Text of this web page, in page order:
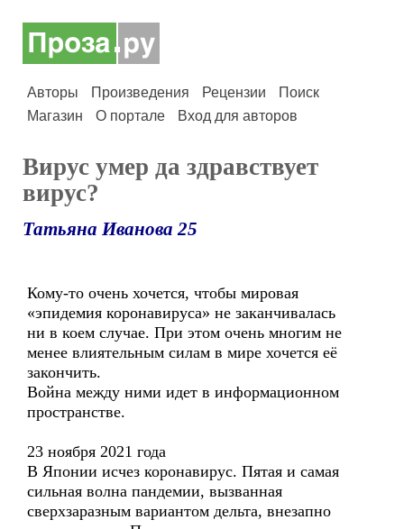
Авторы Произведения Рецензии
Поиск
Магазин
О портале Вход для авторов
Вирус умер да здравствует
вирус?
Татьяна Иванова 25
Кому-то очень хочется, чтобы мировая
«эпидемия коронавируса» не заканчивалась
ни в коем случае. При этом очень многим не
менее влиятельным силам в мире хочется её
закончить.
Война между ними идет в информационном
пространстве.
23 ноября 2021 года
В Японии исчез коронавирус. Пятая и самая
сильная волна пандемии, вызванная
сверхзаразным вариантом дельта, внезапно